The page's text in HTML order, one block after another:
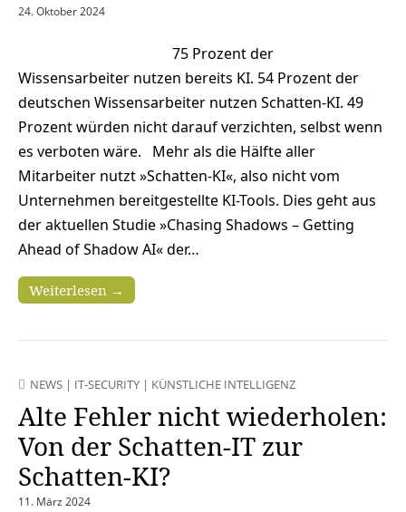
24. Oktober 2024
75 Prozent der
Wissensarbeiter nutzen bereits KI. 54 Prozent der
deutschen Wissensarbeiter nutzen Schatten-KI. 49
Prozent würden nicht darauf verzichten, selbst wenn
es verboten wäre. Mehr als die Hälfte aller
Mitarbeiter nutzt »Schatten-KI«, also nicht vom
Unternehmen bereitgestellte KI-Tools. Dies geht aus
der aktuellen Studie »Chasing Shadows – Getting
Ahead of Shadow AI« der…
Weiterlesen →
NEWS | IT-SECURITY | KÜNSTLICHE INTELLIGENZ
Alte Fehler nicht wiederholen:
Von der Schatten-IT zur
Schatten-KI?
11. März 2024